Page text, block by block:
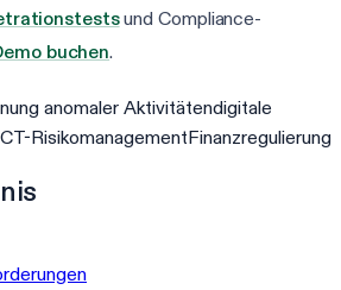
und Compliance-
buchen.
anomaler Aktivitätendigitale
RisikomanagementFinanzregulierung